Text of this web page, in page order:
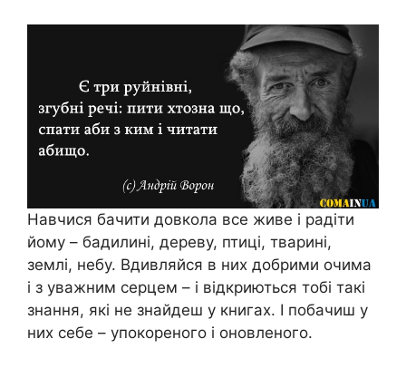
Навчися бачити довкола все живе і радіти
йому – бадилині, дереву, птиці, тварині,
землі, небу. Вдивляйся в них добрими очима
і з уважним серцем – і відкриються тобі такі
знання, які не знайдеш у книгах. І побачиш у
них себе – упокореного і оновленого.